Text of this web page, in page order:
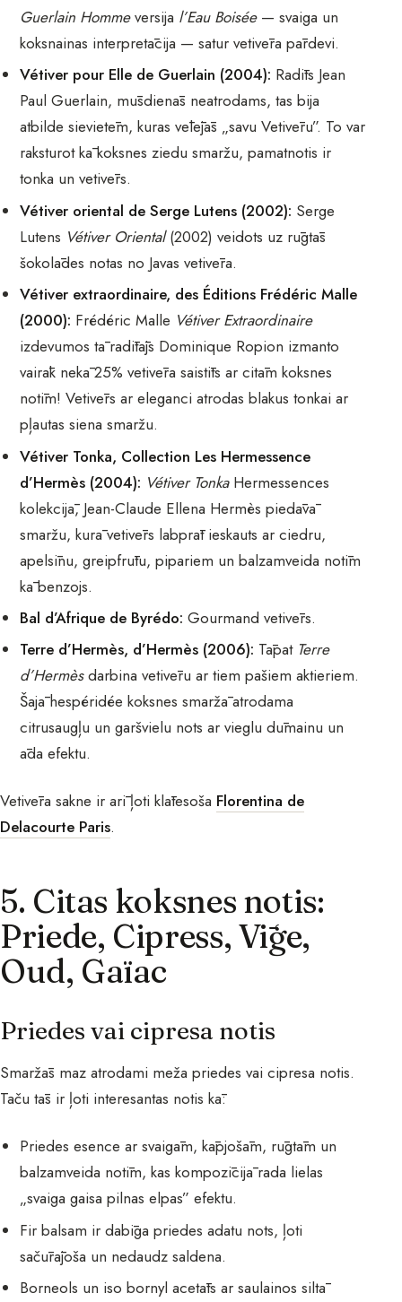
Guerlain Hommeversija l’Eau Boisée— svaiga un
koksnainas interpretācija — satur vetivēra pārdevi.
Vétiver pour Elle de Guerlain (2004): Radīts Jean
Paul Guerlain, mūsdienās neatrodams, tas bija
atbilde sievietēm, kuras vēlējās „savu Vetivēru”. To var
raksturot kā koksnes ziedu smaržu, pamatnotis ir
tonka un vetivērs.
Vétiver oriental de Serge Lutens (2002): Serge
Lutens Vétiver Oriental(2002) veidots uz rūgtās
šokolādes notas no Javas vetivēra.
Vétiver extraordinaire, des Éditions Frédéric Malle
(2000): Frédéric Malle Vétiver Extraordinaire
izdevumos tā radītājs Dominique Ropion izmanto
vairāk nekā 25% vetivēra saistīts ar citām koksnes
notīm! Vetivērs ar eleganci atrodas blakus tonkai ar
pļautas siena smaržu.
Vétiver Tonka, Collection Les Hermessence
d’Hermès (2004): Vétiver TonkaHermessences
kolekcijā, Jean-Claude Ellena Hermès piedāvā
smaržu, kurā vetivērs labprāt ieskauts ar ciedru,
apelsīnu, greipfrūtu, pipariem un balzamveida notīm
kā benzojs.
Bal d’Afrique de Byrédo: Gourmand vetivērs.
Terre d’Hermès, d’Hermès (2006): Tāpat Terre
d’Hermèsdarbina vetivēru ar tiem pašiem aktieriem.
Šajā hespéridée koksnes smaržā atrodama
citrusaugļu un garšvielu nots ar vieglu dūmainu un
āda efektu.
Vetivēra sakne ir arī ļoti klātesoša Florentina de
Delacourte Paris.
5. Citas koksnes notis:
Priede, Cipress, Vīģe,
Oud, Gaïac
Priedes vai cipresa notis
Smaržās maz atrodami meža priedes vai cipresa notis.
Taču tās ir ļoti interesantas notis kā:
Priedes esence ar svaigām, kāpjošām, rūgtām un
balzamveida notīm, kas kompozīcijā rada lielas
„svaiga gaisa pilnas elpas” efektu.
Fir balsam ir dabīga priedes adatu nots, ļoti
sačūrājoša un nedaudz saldena.
Borneols un iso bornyl acetāts ar saulainos siltā